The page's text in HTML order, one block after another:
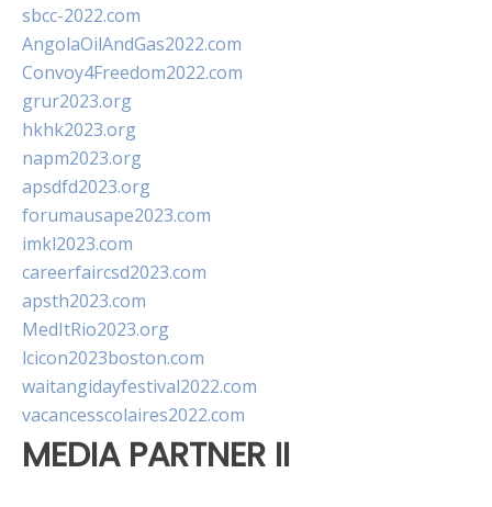
sbcc-2022.com
AngolaOilAndGas2022.com
Convoy4Freedom2022.com
grur2023.org
hkhk2023.org
napm2023.org
apsdfd2023.org
forumausape2023.com
imkl2023.com
careerfaircsd2023.com
apsth2023.com
MedItRio2023.org
lcicon2023boston.com
waitangidayfestival2022.com
vacancesscolaires2022.com
MEDIA PARTNER II